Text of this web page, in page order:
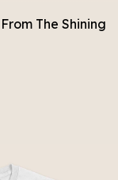
The Shining